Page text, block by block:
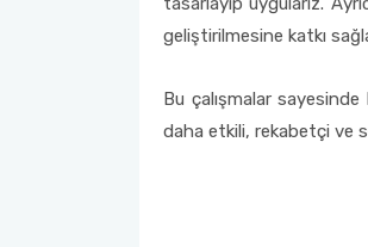
geliştirilmesine katkı
Bu çalışmalar
daha etkili, rekabetçi ve